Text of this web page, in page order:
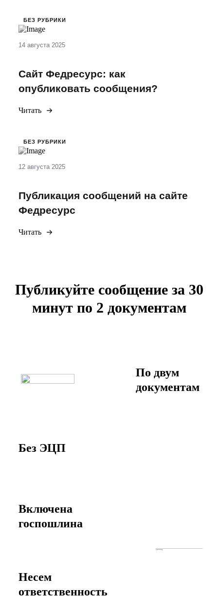
БЕЗ РУБРИКИ
14 августа 2025
Сайт Федресурс: как
опубликовать сообщения?
Читать
БЕЗ РУБРИКИ
12 августа 2025
Публикация сообщений на сайте
Федресурс
Читать
Публикуйте сообщение за 30
минутпо 2 документам
По двум
документам
Без ЭЦП
Включена
госпошлина
Несем
ответственность